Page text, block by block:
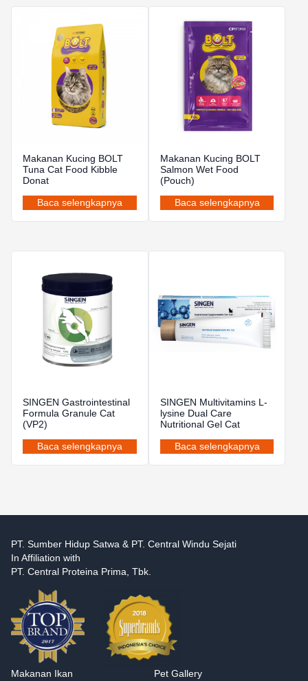
Makanan Kucing BOLT
Tuna Cat Food Kibble
Donat
Baca selengkapnya
Makanan Kucing BOLT
Salmon Wet Food
(Pouch)
Baca selengkapnya
SINGEN Gastrointestinal
Formula Granule Cat
(VP2)
Baca selengkapnya
SINGEN Multivitamins L-
lysine Dual Care
Nutritional Gel Cat
Baca selengkapnya
PT. Sumber Hidup Satwa & PT. Central Windu Sejati
In Affiliation with
PT. Central Proteina Prima, Tbk.
Makanan Ikan Pet Gallery